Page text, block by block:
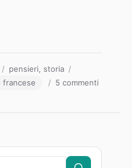
Categorie
pensieri, storia
francese 5 commentisu
CERCA